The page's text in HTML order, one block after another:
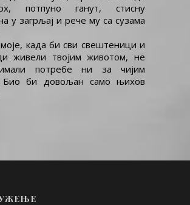
потпуно ганут, стисну
у загрљај и рече му са сузама
када би сви свештеници и
живели твојим животом, не
потребе ни за чијим
Био би довољан само њихов